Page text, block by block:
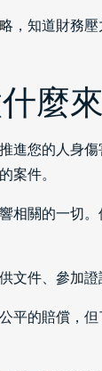
，知道財務
麼
進您的人身
案件。
相關的一切
文件、參加
平的賠償，